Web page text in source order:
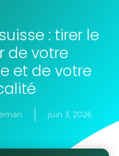
: tirer le
de votre
et de votre
juin 3, 2026